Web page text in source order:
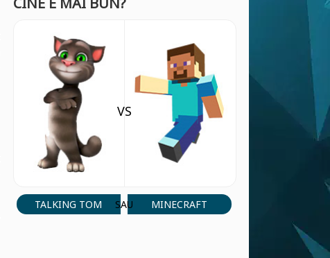
TALKING TOM
VS
SAU MINECRAFT